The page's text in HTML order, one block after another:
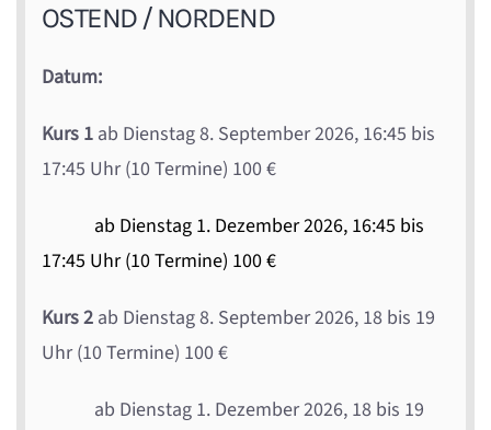
OSTEND / NORDEND
Datum:
Kurs 1 ab Dienstag 8. September 2026, 16:45 bis
17:45 Uhr (10 Termine) 100 €
ab Dienstag 1. Dezember 2026, 16:45 bis
17:45 Uhr (10 Termine) 100 €
Kurs 2 ab Dienstag 8. September 2026, 18 bis 19
Uhr (10 Termine) 100 €
ab Dienstag 1. Dezember 2026, 18 bis 19